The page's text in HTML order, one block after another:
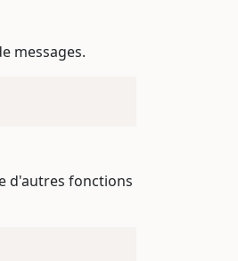
messages.
d'autres fonctions